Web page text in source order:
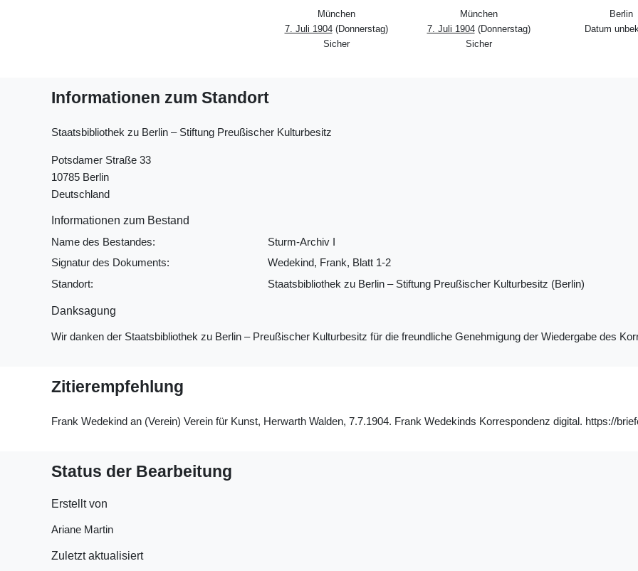
München
7. Juli 1904(Donnerstag)
Sicher
München
7. Juli 1904(Donnerstag)
Sicher
Berlin
Datum
Informationen zum Standort
Staatsbibliothek zu Berlin ‒ Stiftung Preußischer Kulturbesitz
Potsdamer Straße 33
10785 Berlin
Deutschland
Informationen zum Bestand
Name des Bestandes:
Sturm-Archiv I
Signatur des Dokuments:
Wedekind, Frank, Blatt 1-2
Standort:
Staatsbibliothek zu Berlin ‒ Stiftung Preußischer Kulturbesitz (Berlin)
Danksagung
Wir danken der Staatsbibliothek zu Berlin ‒ Preußischer Kulturbesitz für die freundliche Genehmigung der Wiedergabe des
Zitierempfehlung
Frank Wedekind an (Verein) Verein für Kunst, Herwarth Walden, 7.7.1904. Frank Wedekinds Korrespondenz digital. https://
Status der Bearbeitung
Erstellt von
Ariane Martin
Zuletzt aktualisiert